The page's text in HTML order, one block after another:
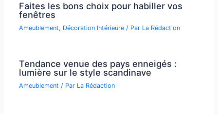
Faites les bons choix pour habiller vos
fenêtres
Ameublement, Décoration Intérieure / Par La Rédaction
Tendance venue des pays enneigés :
lumière sur le style scandinave
Ameublement / Par La Rédaction